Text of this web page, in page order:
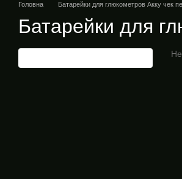
Головна Батарейки для глюкометров Акку чек
Батарейки для